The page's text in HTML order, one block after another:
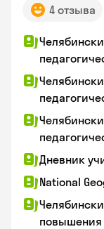
4 отзыва
Дневник
National
повышения